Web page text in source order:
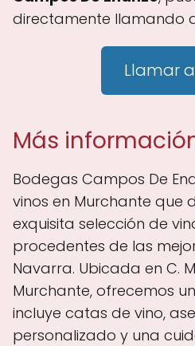
directamente llamando
Llamar
Más
Bodegas Campos De
vinos en Murchante que
exquisita selección de
procedentes de las
Navarra. Ubicada en C.
Murchante, ofrecemos
incluye catas de vino,
personalizado y una